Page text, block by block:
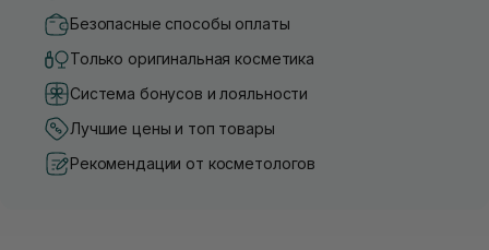
Безопасные способы оплаты
Только оригинальная косметика
Система бонусов и лояльности
Лучшие цены и топ товары
Рекомендации от косметологов